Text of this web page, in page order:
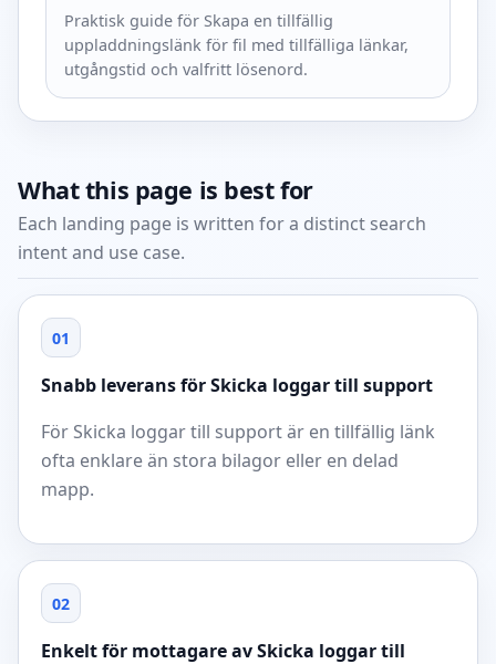
Praktisk guide för Skapa en tillfällig
uppladdningslänk för fil med tillfälliga länkar,
utgångstid och valfritt lösenord.
What this page is best for
Each landing page is written for a distinct search
intent and use case.
01
Snabb leverans för Skicka loggar till support
För Skicka loggar till support är en tillfällig länk
ofta enklare än stora bilagor eller en delad
mapp.
02
Enkelt för mottagare av Skicka loggar till